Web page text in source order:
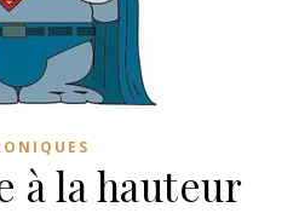
à la hauteur